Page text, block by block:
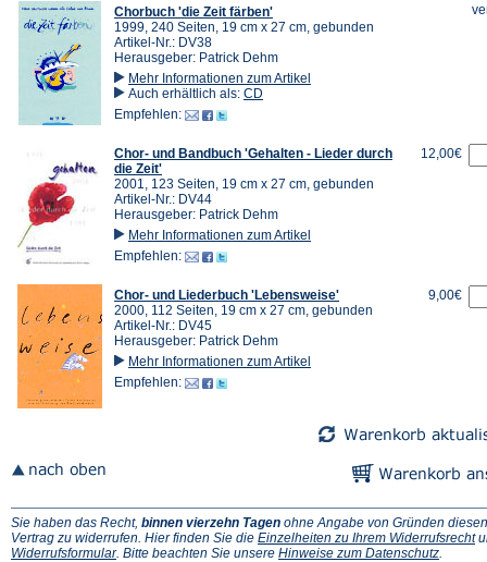
Chorbuch 'die Zeit färben'
1999, 240 Seiten, 19 cm x 27 cm, gebunden
Artikel-Nr.: DV38
Herausgeber: Patrick Dehm
Mehr Informationen zum Artikel
Auch erhältlich als: CD
Empfehlen:
Chor- und Bandbuch 'Gehalten - Lieder durch
die Zeit'
2001, 123 Seiten, 19 cm x 27 cm, gebunden
Artikel-Nr.: DV44
Herausgeber: Patrick Dehm
Mehr Informationen zum Artikel
Empfehlen:
12,00€
Chor- und Liederbuch 'Lebensweise'
2000, 112 Seiten, 19 cm x 27 cm, gebunden
Artikel-Nr.: DV45
Herausgeber: Patrick Dehm
Mehr Informationen zum Artikel
Empfehlen:
9,00€
Sie haben das Recht, binnen vierzehn Tagen ohne Angabe von Gründen diesen
Vertrag zu widerrufen. Hier finden Sie die Einzelheiten zu Ihrem Widerrufsrecht
Widerrufsformular(Öffnet
. Bitte beachten Sie unsere Hinweise zum Datenschutz(Öffnet